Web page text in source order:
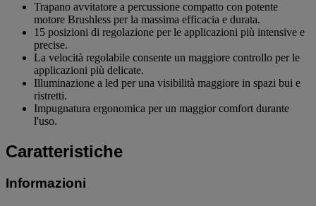
Trapano avvitatore a percussione compatto con potente
motore Brushless per la massima efficacia e durata.
15 posizioni di regolazione per le applicazioni più intensive e
precise.
La velocità regolabile consente un maggiore controllo per le
applicazioni più delicate.
Illuminazione a led per una visibilità maggiore in spazi bui e
ristretti.
Impugnatura ergonomica per un maggior comfort durante
l'uso.
Caratteristiche
Informazioni